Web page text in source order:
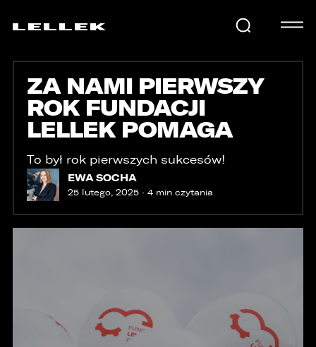
SAMOCHODY
USŁUGI
KARIERA
ZA NAMI PIERWSZY
ROK FUNDACJI
LELLEK POMAGA
To był rok pierwszych sukcesów!
EWA SOCHA
25 lutego, 2025 · 4 min czytania